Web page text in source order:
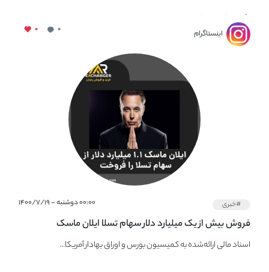
⚠️شت کوین ها...
اینستاگرام ۰ ۰
#خبری ۰۰:۰۰ دوشنبه - ۱۴۰۰/۷/۱۹
فروش بیش از یک میلیارد دلار سهام تسلا ایلان ماسک
اسناد مالی ارائه‌شده به کمیسیون بورس و اوراق بهادار آمریکا...